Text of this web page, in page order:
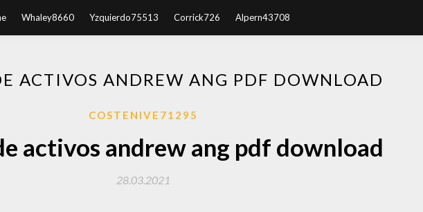
Whaley8660 Yzquierdo75513 Corrick726 Alpern43708
ACTIVOS ANDREW ANG PDF DOWNLOAD
COSTENIVE71295
activos andrew ang pdf download
28.03.2021